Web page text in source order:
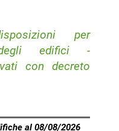
per
degli edifici -
con decreto
al 08/08/2026